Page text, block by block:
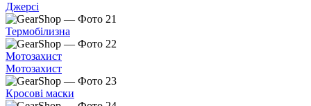
Джерсі
Термобілизна
Мотозахист
Мотозахист
Кросові маски